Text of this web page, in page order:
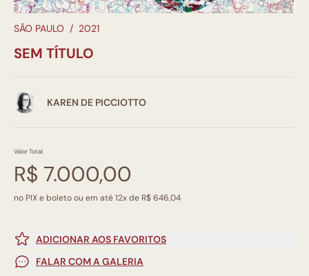
SÃO PAULO / 2021
SEM TÍTULO
KAREN DE PICCIOTTO
Valor Total
R$ 7.000,00
no PIX e boleto ou em até 12x de R$ 646,04
ADICIONAR AOS FAVORITOS
FALAR COM A GALERIA